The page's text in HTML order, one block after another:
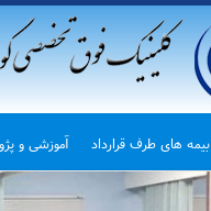
بیمه های طرف قرارداد آموزشی و